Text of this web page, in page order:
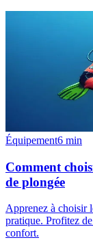
Équipement6 min
Comment
de plongée
Apprenez à choisir
pratique. Profitez
confort.